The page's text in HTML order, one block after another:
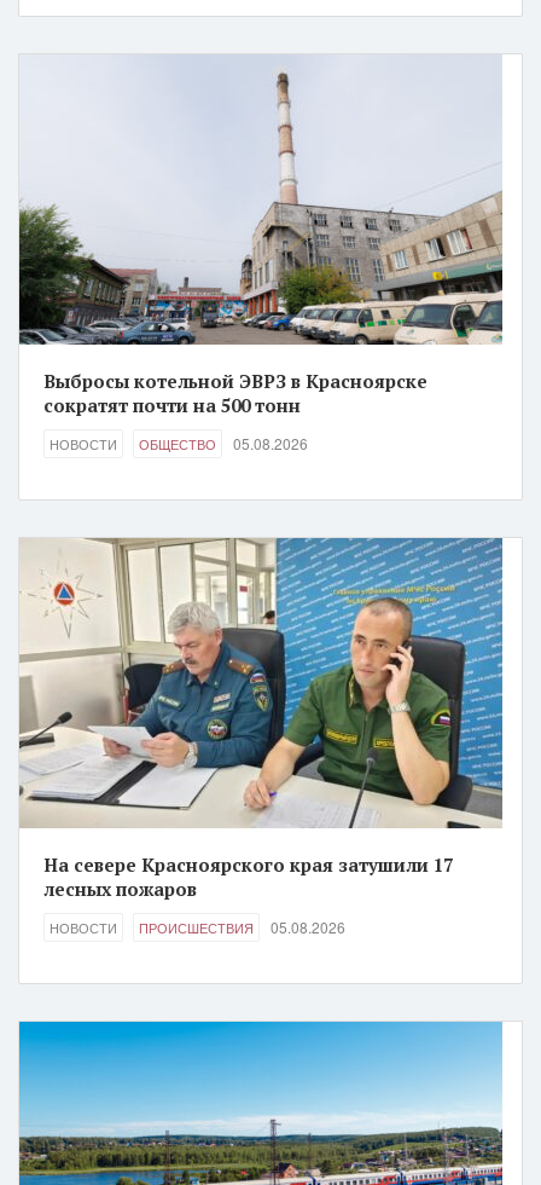
Выбросы котельной ЭВРЗ в Красноярске
сократят почти на 500 тонн
НОВОСТИ ОБЩЕСТВО 05.08.2026
На севере Красноярского края затушили 17
лесных пожаров
НОВОСТИ ПРОИСШЕСТВИЯ 05.08.2026